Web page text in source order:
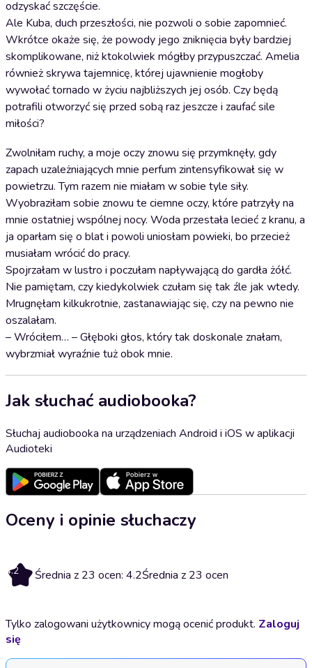
odzyskać szczęście.
Ale Kuba, duch przeszłości, nie pozwoli o sobie zapomnieć.
Wkrótce okaże się, że powody jego zniknięcia były bardziej
skomplikowane, niż ktokolwiek mógłby przypuszczać. Amelia
również skrywa tajemnicę, której ujawnienie mogłoby
wywołać tornado w życiu najbliższych jej osób. Czy będą
potrafili otworzyć się przed sobą raz jeszcze i zaufać sile
miłości?
Zwolniłam ruchy, a moje oczy znowu się przymknęły, gdy
zapach uzależniających mnie perfum zintensyfikował się w
powietrzu. Tym razem nie miałam w sobie tyle siły.
Wyobraziłam sobie znowu te ciemne oczy, które patrzyły na
mnie ostatniej wspólnej nocy. Woda przestała lecieć z kranu, a
ja oparłam się o blat i powoli uniosłam powieki, bo przecież
musiałam wrócić do pracy.
Spojrzałam w lustro i poczułam napływającą do gardła żółć.
Nie pamiętam, czy kiedykolwiek czułam się tak źle jak wtedy.
Mrugnęłam kilkukrotnie, zastanawiając się, czy na pewno nie
oszalałam.
– Wróciłem… – Głęboki głos, który tak doskonale znałam,
wybrzmiał wyraźnie tuż obok mnie.
Jak słuchać audiobooka?
Słuchaj audiobooka na urządzeniach Android i iOS w aplikacji
Audioteki
Oceny i opinie słuchaczy
4.2 Średnia z 23 ocen: 4.2Średnia z 23 ocen
Tylko zalogowani użytkownicy mogą ocenić produkt. Zaloguj
się